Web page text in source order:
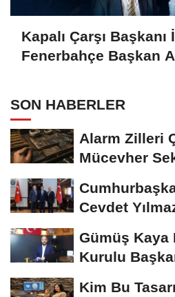
Kapalı Çarşı Başkanı
Fenerbahçe Başkan
SON HABERLER
Alarm Zilleri
Mücevher
Cevdet
Gümüş Kaya
Kurulu
Kim Bu